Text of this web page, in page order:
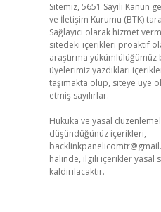
Sitemiz, 5651 Sayılı Kanun
ve İletişim Kurumu (BTK)
Sağlayıcı olarak hizmet
sitedeki içerikleri proaktif
araştırma yükümlülüğümüz
üyelerimiz yazdıkları
taşımakta olup, siteye üye
etmiş sayılırlar.
Hukuka ve yasal
düşündüğünüz içerikleri,
halinde, ilgili içerikler yasal
kaldırılacaktır.